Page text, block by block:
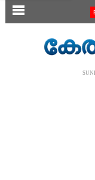
SECTIONS